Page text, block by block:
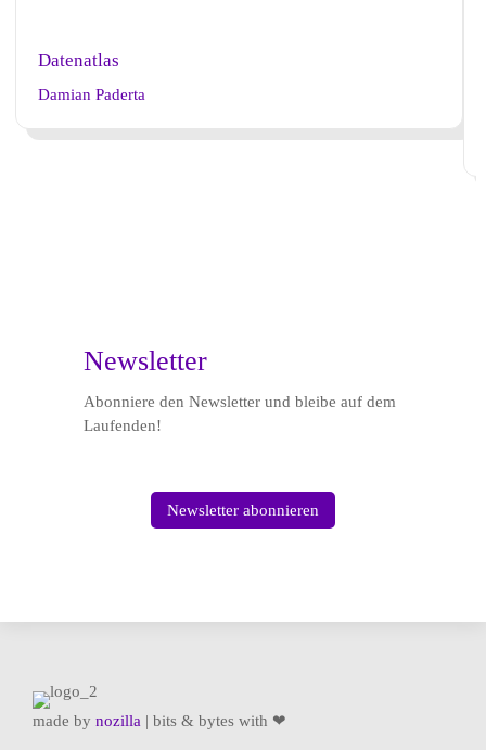
Datenatlas
Damian Paderta
Newsletter
Abonniere den Newsletter und bleibe auf dem
Laufenden!
Newsletter abonnieren
made by nozilla | bits & bytes with ❤